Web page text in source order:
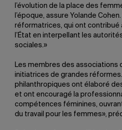
l’évolution de la place des
l’époque, assure Yolande
réformatrices, qui ont contribué
l’État en interpellant les
sociales.»
Les membres des associations
initiatrices de grandes
philanthropiques ont élaboré
et ont encouragé la
compétences féminines,
du travail pour les femmes»,